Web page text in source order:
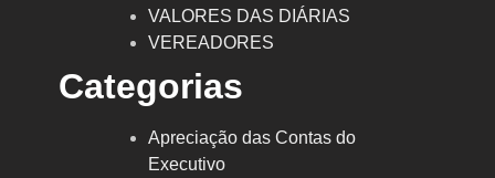
VALORES DAS DIÁRIAS
VEREADORES
Categorias
Apreciação das Contas do
Executivo